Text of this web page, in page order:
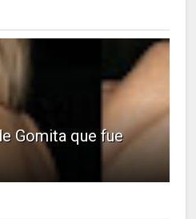
Gomita que fue